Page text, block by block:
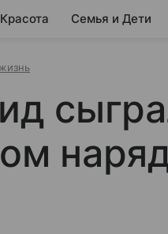
Красота Семья и Дети